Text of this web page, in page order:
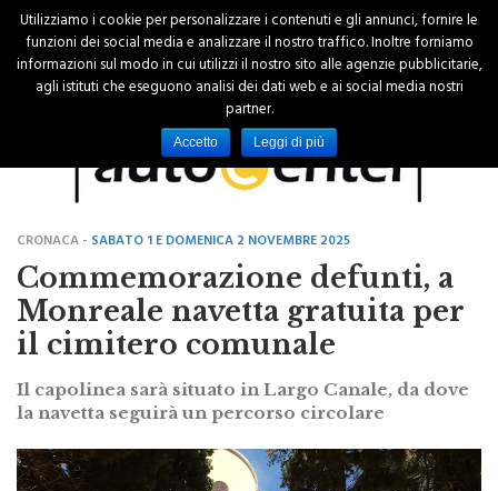
CRONACA - SABATO 1 E DOMENICA 2 NOVEMBRE 2025
Commemorazione defunti, a
Monreale navetta gratuita per
il cimitero comunale
Il capolinea sarà situato in Largo Canale, da dove
la navetta seguirà un percorso circolare
Utilizziamo i cookie per personalizzare i contenuti e gli annunci, fornire le
funzioni dei social media e analizzare il nostro traffico. Inoltre forniamo
informazioni sul modo in cui utilizzi il nostro sito alle agenzie pubblicitarie,
agli istituti che eseguono analisi dei dati web e ai social media nostri
partner.
Accetto Leggi di più